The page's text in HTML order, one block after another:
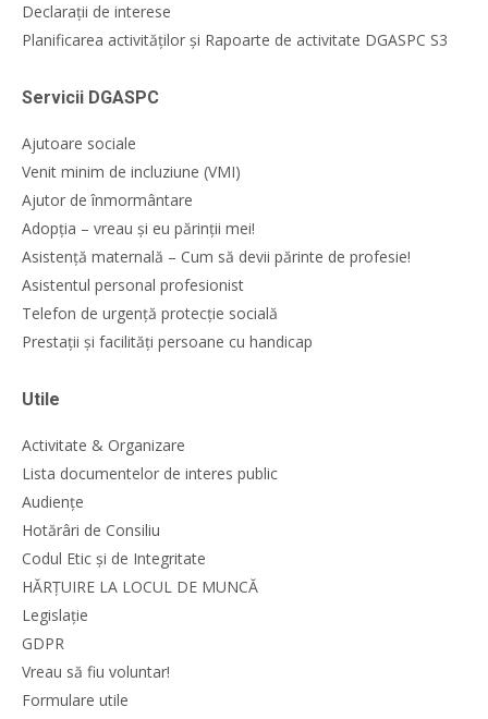
Declarații de interese
Planificarea activităților și Rapoarte de activitate DGASPC S3
Servicii DGASPC
Ajutoare sociale
Venit minim de incluziune (VMI)
Ajutor de înmormântare
Adopția – vreau și eu părinții mei!
Asistență maternală – Cum să devii părinte de profesie!
Asistentul personal profesionist
Telefon de urgență protecție socială
Prestații și facilități persoane cu handicap
Utile
Activitate & Organizare
Lista documentelor de interes public
Audiențe
Hotărâri de Consiliu
Codul Etic și de Integritate
HĂRȚUIRE LA LOCUL DE MUNCĂ
Legislație
GDPR
Vreau să fiu voluntar!
Formulare utile